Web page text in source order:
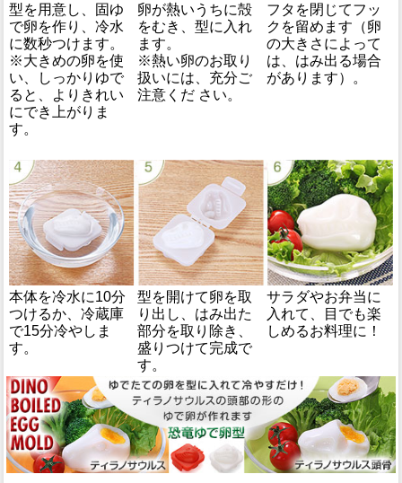
型を用意し、固ゆ
で卵を作り、冷水
に数秒つけます。
※大きめの卵を使
い、しっかりゆで
ると、よりきれい
にでき上がりま
す。
卵が熱いうちに殻
をむき、型に入れ
ます。
※熱い卵のお取り
扱いには、充分ご
注意くだ さい。
フタを閉じてフッ
クを留めます（卵
の大きさによって
は、はみ出る場合
があります）。
本体を冷水に10分
つけるか、冷蔵庫
で15分冷やしま
す。
型を開けて卵を取
り出し、はみ出た
部分を取り除き、
盛りつけて完成で
す。
サラダやお弁当に
入れて、目でも楽
しめるお料理に！